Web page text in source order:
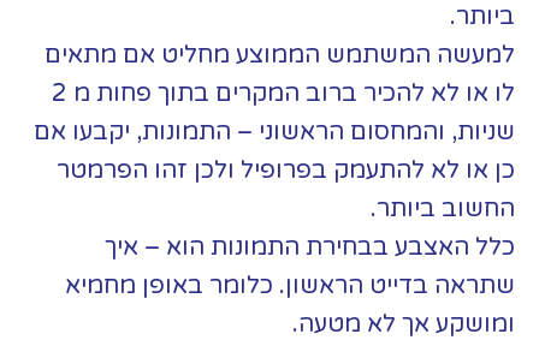
ביותר.
למעשה המשתמש הממוצע מחליט אם מתאים
לו או לא להכיר ברוב המקרים בתוך פחות מ 2
שניות, והמחסום הראשוני – התמונות, יקבעו אם
כן או לא להתעמק בפרופיל ולכן זהו הפרמטר
החשוב ביותר.
כלל האצבע בבחירת התמונות הוא – איך
שתראה בדייט הראשון. כלומר באופן מחמיא
ומושקע אך לא מטעה.